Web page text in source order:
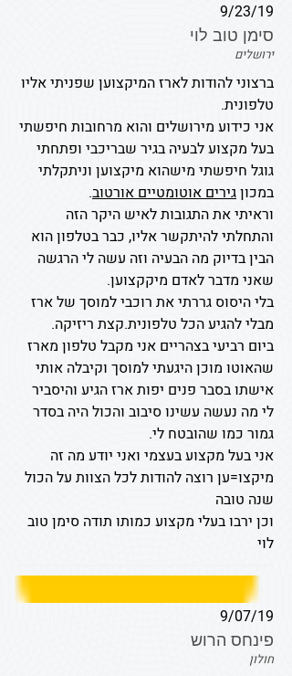
9/23/19
סימן טוב לוי
ירושלים
ברצוני להודות לארז המיקצוען שפניתי אליו
טלפונית.
אני כידוע מירושלים והוא מרחובות חיפשתי
בעל מקצוע לבעיה בגיר שבריכבי ופתחתי
גוגל חיפשתי מישהוא מיקצוען וניתקלתי
במכוןגירים אוטומטיים אורטוב.
וראיתי את התגובות לאיש היקר הזה
והתחלתי להיתקשר אליו, כבר בטלפון הוא
הבין בדיוק מה הבעיה וזה עשה לי הרגשה
שאני מדבר לאדם מיקקצוען.
בלי היסוס גררתי את רוכבי למוסך של ארז
מבלי להגיע הכל טלפונית.קצת ריזיקה.
ביום רביעי בצהריים אני מקבל טלפון מארז
שהאוטו מוכן היגעתי למוסך וקיבלה אותי
אישתו בסבר פנים יפות ארז הגיע והיסביר
לי מה נעשה עשינו סיבוב והכול היה בסדר
גמור כמו שהובטח לי.
אני בעל מקצוע בעצמי ואני יודע מה זה
מיקצו=ען רוצה להודות לכל הצוות על הכול
שנה טובה
וכן ירבו בעלי מקצוע כמותו תודה סימן טוב
לוי
9/07/19
פינחס הרוש
חולון